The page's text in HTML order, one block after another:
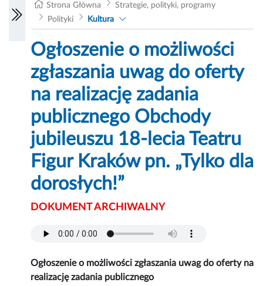
Strona Główna
Strategie, polityki, programy
Polityki
Kultura
Ogłoszenie o możliwości
zgłaszania uwag do oferty
na realizację zadania
publicznego Obchody
jubileuszu 18-lecia Teatru
Figur Kraków pn. „Tylko dla
dorosłych!”
DOKUMENT ARCHIWALNY
Ogłoszenie o możliwości zgłaszania uwag do oferty na
realizację zadania publicznego